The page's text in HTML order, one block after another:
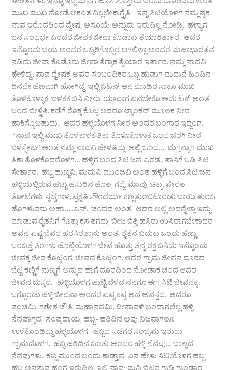
ಮುಖ ಮುಖ ನೋಡೋಕಂತ ನಿಲ್ಲಬೇಕಾಗ್ತೈತಿ. ಇನ್ನ ಸಿಟಿಯೊಳಗ ನಮ್ಮಷ್ಟಕ
ನಾವ ಇರೊದರಿಂದ ದ್ವೇಷ, ಅಸೂಯೆ ಅನ್ನುದು ಇರುದಿಲ್ಲ ನೋಡ್ರಿ. ಹಳ್ಯಾಗ
ಜನ ಸಂದರ್ಭ ಬಂದರ ಜೀವಕ ಜೀವಾ ಕೊಡಾಕು ತಯಾರಿರ್ತಾರ. ಆದರ
ಇನ್ನೊಂದು ಭಯ ಅಂದರ ಒಬ್ಬರಿಗೊಬ್ಬರ ಆಗಲಿಲ್ಲಾ ಅಂದರ ಮಹಾಭಾರತನ
ನಡಿದು ಜೀವಾ ಕೊಡೊರು ಜೀವಾ ತೆಗ್ಯಾಕ ತೈಯಾರ ಇರ್ತಾರ. ನಮ್ಮ ನಾದನಿ
ಹೇಳಿದ್ದ.. ಪಾಪ ದ್ವೇಷಕ್ಕ ಅವರ ಸಂಬಂಧಿಕರ ಒಬ್ಬ ಹುಡುಗ ಮದುವೆ ಹಿಂದಿನ
ದಿನವೇ ಹೆಣವಾಗಿ ಹೋಗಿದ್ದ. ಇಲ್ಲಿ ಬಟನ್ ಆನ ಮಾಡಿರ ಸಾಕೂ ಮುಖ
ತೊಳಕೊಳ್ಳಾಕ, ಜಳಕಕ ಬಿಸಿ ನೀರು. ಯಾವಾಗ ಏನಬೇಕೊ ಅದು ಟಕ್ ಅಂತ
ಬಂದ ಬೀಳ್ತೈತಿ. ಕಡೆಗೆ ರೊಕ್ಕ ಕೊಟ್ಟ ಆದರೂ ಟ್ಯಾಂಕರ್ ಮೂಲಕ ನೀರ
ಹಾಕಿಸ್ಕೊಬಹುದು. ಆದರ ಹಳ್ಳಯೊಳಗ ನೀರ ಅಂದರ ಬಂಗಾರ ಇದ್ದಂಗ‌.
“ನಾವ ಇಲ್ಲಿ ಮುಖ ತೊಳಕಾಳಕ ತಿಕಾ ತೊಳೊಕೊಳಾಕ ಒಂದ ಚರಗಿ ನೀರ
ಬಳಸ್ಬೇಕು” ಅಂತ ನಮ್ಮ ನಾದನಿ ಹೇಳತಿದ್ಲು. ಅಲ್ಲಿ ಒಂದ…. ಮಗ್ಗನ್ಯಾಗ ಮುಖ
ತಿಕಾ ತೊಳಕೊದರೊಳಗ… ಹಳ್ಳಿಗ ಬಂದ ಸಿಟಿ ಜನ ಎರಡ.. ತಾಸಿಗೆ ಓಡಿ ಸಿಟಿ
ಸೇರ್ತಾರ‌. ಹಬ್ಬ ಹುಣ್ಣವಿ, ಮದುವಿ ಮುಂಜವಿ ಅಂತ ಹಳ್ಳಿಗೆ ಬಂದ ಸಿಟಿ ಜನ
ಹಳ್ಳಿಯಲ್ಲಿರುವ ಹಚ್ಚು ಹಸುರಿನ ಹೊಲ, ಗದ್ದೆ, ಮಾವು, ಚಿಕ್ಕು, ಪೇರಲ
ತೋಟಗಳು, ಸ್ವಚ್ಚಗಾಳಿ, ಪ್ರಕೃತಿ ಸೌಂದರ್ಯ ಕಣ್ಣತುಂಬಿಕೊಂಡು ಬಾಯಿ ತುಂಬ
ಹೊಗಳುವರು ಅಹಾ…..ಎನ್.. ಚಂದದ ಅಂತ. ಆದರ ಅಲ್ಲಿ ಅದನ್ನೆಲ್ಲಾ ಇದ್ದು
ಮಾಡುವ ರೈತನಿಗೆ ಗೊತ್ತು ಕಸ ತಗದು, ಬೀಜ ಬಿತ್ತಿ ಹಸಿರು ಉಸಿರಾಗಬೇಕಾದರ
ಅವನ ಎಷ್ಟ ಬೆವರ ಹರಸಿರತಾನು ಅಂತ. ರೈತನ ಬದುಕು ಒಂದು ಹೆಣ್ಣು‌
ಒಂಬತ್ತ ತಿಂಗಳು ಹೊಟ್ಟಿಯೊಳಗ ಜೀವ ಹೊತ್ತು ತನ್ನ ರಕ್ತ ಬಸಿದು ಇನ್ನೊಂದು
ಜೀವಕ್ಕ ಜೀವ ಕೊಟ್ಟಂಗ. ಜೀವನ ಕೊಟ್ಟಂಗ. ಆದರ ಗ್ರಾಮ ಜೀವನ ದೂರದ
ಬೆಟ್ಟ ಕಣ್ಣಿಗೆ ನುಣ್ಣಗೆ ಅನ್ನುವ ಹಾಗೆ ದೂರದಿಂದ ನೋಡಾಕ ಚಂದ ಆದರ
ಜೀವನ ದುಸ್ತರ. ಹಳ್ಳಿಯೊಳಗ ಹುಟ್ಟಿ ಬೆಳದ ನನಗೂ ಈಗ ಸಿಟಿ ಜೀವನಕ್ಕ
ಒಗ್ಗೊಂಡು ಹಳ್ಳಿ ಜೀವನಾ ಅಂದರ ಎಷ್ಟ ಕಷ್ಟ ಅದ ಅನಸ್ತದ. ಆದರೂ
ಪಂಚಮಿ, ಗಣೇಶ ಚೌತಿ, ಮಹಾನವಮಿ, ದೀಪಾವಳಿ ಬಂದಾಗಲೆಲ್ಲ ಹಳ್ಳಿ
ನೆನಪಾಗ್ತದ. ಸಂಪ್ರದಾಯ, ಹಬ್ಬ- ಹರಿದಿನ ಅವು ನಿಜವಾಗಲೂ
ಉಳಕೊಂಡಿದ್ದು ಹಳ್ಳಯೊಳಗ. ಹಬ್ಬದ ಸಡಗರ ಸಂಭ್ರಮ ಇರುದು
ಗ್ರಾಮದೊಳಗ. ಹಬ್ಬ ಹರಿದಿನ ಬಂತು ಅಂದರ ಹಳ್ಳಿ ನೆನಪು… ಬಾಲ್ಯದ
ನೆನಪುಗಳು.. ಕಣ್ಣ ಮುಂದ ಬಂದು ಕಾಡ್ತಾವ. ಏನ ಹೇಳು ಸಿಟಿಯೊಳಗ ಹಬ್ಬ